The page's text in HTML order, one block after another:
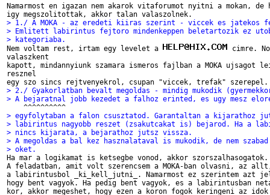
Namarmost en igazan nem akarok vitaforumot nyitni a mokan, de
> 1./ A MOKA - az eredeti kiiras szerint - viccek es jatekos
> Emlitett labirintus fejtoro mindenkeppen beletartozik ez
> kategoriaba.
Nem voltam rest, irtam egy levelet a
cimre.
valaszkent
kapott, mindannyiunk szamara ismeros fajlban a MOKA ujsagot
resznel
> 2./ Gyakorlatban bevalt megoldas - mindig mukodik
> A bejaratnal jobb kezedet a falhoz erinted, es ugy mesz
> egyfolytaban a falon csusztatod. Garantaltan a kijarathoz
> labirintus nagyobb reszet (zsakutcakat is) bejarod. Ha a
> nincs kijarata, a bejarathoz jutsz vissza.
> A megoldas a bal kez hasznalataval is mukodik, de nem
> oket.
Ha mar a logikamat is ketsegbe vonod, akkor szorszalhasogatok.
A feladatban, amit volt szerencsem a MOKA-ban olvasni, az
a labirintusbol _ki_kell_jutni_. Namarmost ez szerintem azt
hogy bent vagyok. Ha pedig bent vagyok, es a labirintusban
kor, akkor megeshet, hogy ezen a koron fogok keringeni az idok